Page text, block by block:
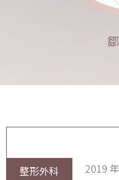
整形外科 2019